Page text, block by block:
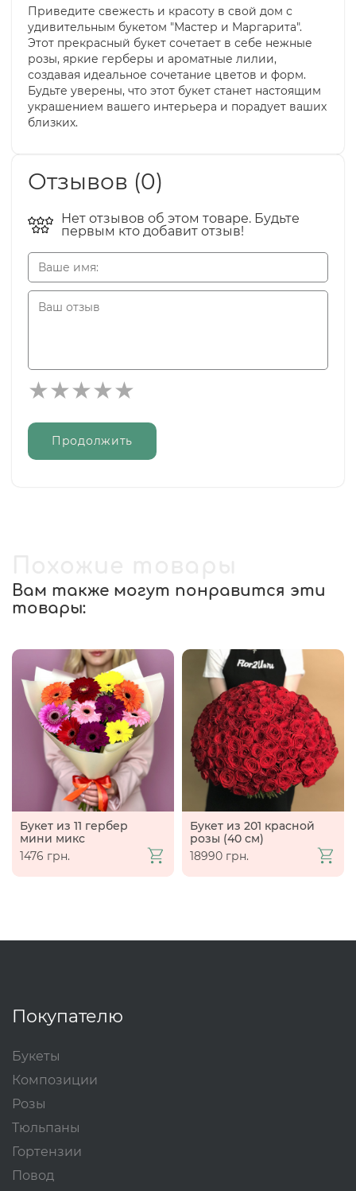
Приведите свежесть и красоту в свой дом с
удивительным букетом "Мастер и Маргарита".
Этот прекрасный букет сочетает в себе нежные
розы, яркие герберы и ароматные лилии,
создавая идеальное сочетание цветов и форм.
Будьте уверены, что этот букет станет настоящим
украшением вашего интерьера и порадует ваших
близких.
Отзывов (0)
Нет отзывов об этом товаре. Будьте
первым кто добавит отзыв!
Продолжить
Вам также могут понравится эти
товары:
Букет из 11 гербер
мини микс
1476 грн.
Букет из 201 красной
розы (40 см)
18990 грн.
Покупателю
Букеты
Композиции
Розы
Тюльпаны
Гортензии
Повод